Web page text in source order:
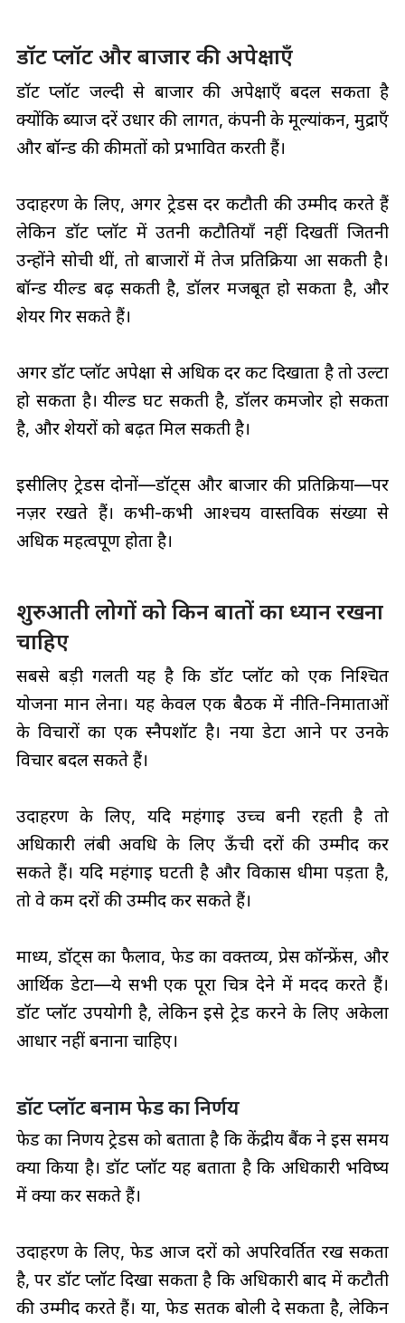
डॉट प्लॉट और बाजार की अपेक्षाएँ
डॉट प्लॉट जल्दी से बाजार की अपेक्षाएँ बदल सकता है
क्योंकि ब्याज दरें उधार की लागत, कंपनी के मूल्यांकन, मुद्राएँ
और बॉन्ड की कीमतों को प्रभावित करती हैं।
उदाहरण के लिए, अगर ट्रेडर्स दर कटौती की उम्मीद करते हैं
लेकिन डॉट प्लॉट में उतनी कटौतियाँ नहीं दिखतीं जितनी
उन्होंने सोची थीं, तो बाजारों में तेज प्रतिक्रिया आ सकती है।
बॉन्ड यील्ड बढ़ सकती है, डॉलर मजबूत हो सकता है, और
शेयर गिर सकते हैं।
अगर डॉट प्लॉट अपेक्षा से अधिक दर कट दिखाता है तो उल्टा
हो सकता है। यील्ड घट सकती है, डॉलर कमजोर हो सकता
है, और शेयरों को बढ़त मिल सकती है।
इसीलिए ट्रेडर्स दोनों—डॉट्स और बाजार की प्रतिक्रिया—पर
नज़र रखते हैं। कभी-कभी आश्चर्य वास्तविक संख्या से
अधिक महत्वपूर्ण होता है।
शुरुआती लोगों को किन बातों का ध्यान रखना
चाहिए
सबसे बड़ी गलती यह है कि डॉट प्लॉट को एक निश्चित
योजना मान लेना। यह केवल एक बैठक में नीति-निर्माताओं
के विचारों का एक स्नैपशॉट है। नया डेटा आने पर उनके
विचार बदल सकते हैं।
उदाहरण के लिए, यदि महंगाई उच्च बनी रहती है तो
अधिकारी लंबी अवधि के लिए ऊँची दरों की उम्मीद कर
सकते हैं। यदि महंगाई घटती है और विकास धीमा पड़ता है,
तो वे कम दरों की उम्मीद कर सकते हैं।
माध्य, डॉट्स का फैलाव, फेड का वक्तव्य, प्रेस कॉन्फ्रेंस, और
आर्थिक डेटा—ये सभी एक पूरा चित्र देने में मदद करते हैं।
डॉट प्लॉट उपयोगी है, लेकिन इसे ट्रेड करने के लिए अकेला
आधार नहीं बनाना चाहिए।
डॉट प्लॉट बनाम फेड का निर्णय
फेड का निर्णय ट्रेडर्स को बताता है कि केंद्रीय बैंक ने इस समय
क्या किया है। डॉट प्लॉट यह बताता है कि अधिकारी भविष्य
में क्या कर सकते हैं।
उदाहरण के लिए, फेड आज दरों को अपरिवर्तित रख सकता
है, पर डॉट प्लॉट दिखा सकता है कि अधिकारी बाद में कटौती
की उम्मीद करते हैं। या, फेड सतर्क बोली दे सकता है, लेकिन